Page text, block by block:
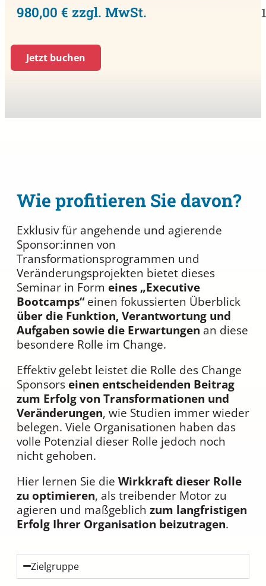
980,00 € zzgl. MwSt.
Jetzt buchen
Wie profitieren Sie davon?
Exklusiv für angehende und agierende
Sponsor:innen von
Transformationsprogrammen und
Veränderungsprojekten bietet dieses
Seminar in Form eines „Executive
Bootcamps“einen fokussierten Überblick
über die Funktion, Verantwortung und
Aufgaben sowie die Erwartungen an diese
besondere Rolle im Change.
Effektiv gelebt leistet die Rolle des Change
Sponsors einen entscheidenden Beitrag
zum Erfolg von Transformationen und
Veränderungen, wie Studien immer wieder
belegen. Viele Organisationen haben das
volle Potenzial dieser Rolle jedoch noch
nicht gehoben.
Hier lernen Sie die Wirkkraft dieser Rolle
zu optimieren, als treibender Motor zu
agieren und maßgeblich zum langfristigen
Erfolg Ihrer Organisation beizutragen.
Zielgruppe